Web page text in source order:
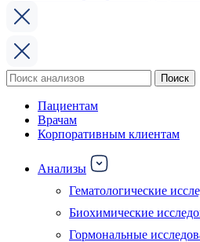
Поиск
по:
Поиск
Пациентам
Врачам
Корпоративным клиентам
Анализы
Гематологические
Биохимические
Гормональные